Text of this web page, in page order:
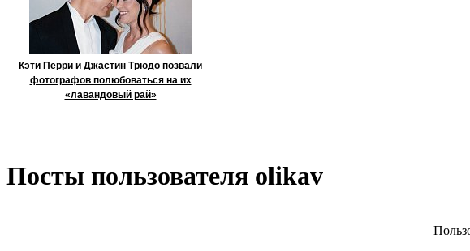
Кэти Перри и Джастин Трюдо позвали
фотографов полюбоваться на их
«лавандовый рай»
Посты пользователя olikav